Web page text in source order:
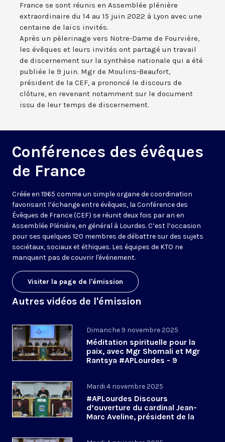
France se sont réunis en Assemblée plénière
extraordinaire du 14 au 15 juin 2022 à Lyon avec une
centaine de laïcs invités.
Après un pèlerinage vers Notre-Dame de Fourvière,
les évêques et leurs invités ont partagé un travail
de discernement sur la synthèse nationale qui a été
publiée le 9 juin. Mgr de Moulins-Beaufort,
président de la CEF, a prononcé le discours de
clôture, en revenant notamment sur le document
issu de leur temps de discernement.
Conférences des évêques
de France
Créée en 1965 comme un simple organe de coordination
favorisant l’échange entre évêques, la Conférence des
Évêques de France (CEF) se réunit deux fois par an en
Assemblée Plénière, en général à Lourdes. C’est l’occasion
pour ses quelques 120 membres de débattre sur des sujets
sociétaux, sociaux et éthiques. Les équipes de KTO ne
manquent pas de couvrir l'événement.
Visiter la page de l'émission
Autres vidéos de l'émission
Dimanche 9 novembre 2025
Méditation spirituelle pour la
paix, avec Mgr Shomali et Mgr
Rantsya #APLourdes - 9
Mardi 4 novembre 2025
#APLourdes Discours
d’ouverture du cardinal Jean-
Marc Aveline, président de la